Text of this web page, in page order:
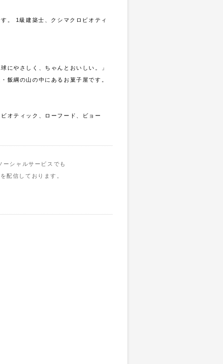
。 1級建築士、クシマクロビオティ
にやさしく、ちゃんとおいしい。」
飯綱の山の中にあるお菓子屋です。
オティック、ローフード、ビョー
ーシャルサービスでも
配信しております。